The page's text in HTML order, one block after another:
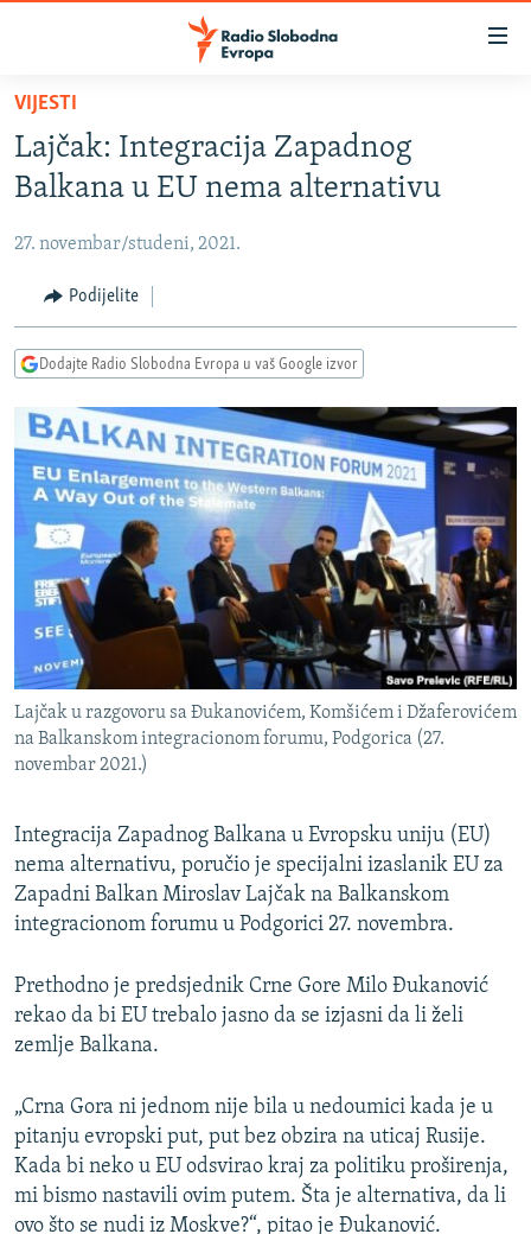
Pređite
glavni
sadržaj
na
navigaciju
Pređite
na
BOSNA I HERCEGOVINA
KOSOVO
CRNA GORA
VIDEO
FOTOGALERIJE
INFOGRAFIKE
PODCASTI
RAT U UKRAJINI
KINA NA BALKANU
RSE PRIČE IZ SVIJETA
ISPRIČAJ MI
DNEVNO@RSE
SPECIJALI RSE
VIŠE OD NASLOVA
GENOCID U SREBRENICI
POPLAVE I KLIZIŠTA U BIH 2024.
POST SCRIPTUM
MOJA EVROPA
TRI DECENIJE OD RATA U BIH
SVE KARTE DEJTONA
NASTANAK I RASPAD JUGOSLAVIJE
PRATITE NAS
VIJESTI
Lajčak: Integracija Zapadnog
Balkana u EU nema alternativu
27. novembar/studeni, 2021.
Podijelite
Dodajte Radio Slobodna Evropa u vaš Google izvor
Lajčak u razgovoru sa Đukanovićem, Komšićem i Džaferovićem
na Balkanskom integracionom forumu, Podgorica (27.
novembar 2021.)
Integracija Zapadnog Balkana u Evropsku uniju (EU)
nema alternativu, poručio je specijalni izaslanik EU za
Zapadni Balkan Miroslav Lajčak na Balkanskom
integracionom forumu u Podgorici 27. novembra.
Prethodno je predsjednik Crne Gore Milo Đukanović
rekao da bi EU trebalo jasno da se izjasni da li želi
zemlje Balkana.
„Crna Gora ni jednom nije bila u nedoumici kada je u
pitanju evropski put, put bez obzira na uticaj Rusije.
Kada bi neko u EU odsvirao kraj za politiku proširenja,
mi bismo nastavili ovim putem. Šta je alternativa, da li
ovo što se nudi iz Moskve?“, pitao je Đukanović.